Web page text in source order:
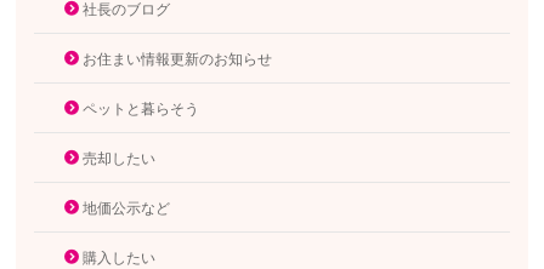
社長のブログ
お住まい情報更新のお知らせ
ペットと暮らそう
売却したい
地価公示など
購入したい